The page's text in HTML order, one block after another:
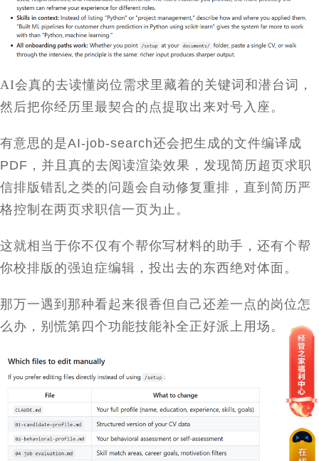
AI会真的去读懂岗位需求里藏着的关键词和潜台词，
然后把你经历里最契合的点提取出来对号入座。
有意思的是AI-job-search还会把生成的文件编译成
PDF ，并且真的去阅读渲染效果，发现简历超页求职
信排版错乱之类的问题会自动修复重排，直到简历严
格控制在两页求职信一页为止。
这就相当于你不仅有个帮你写材料的助手，还有个帮
你校排版的强迫症编辑，投出去的东西绝对体面。
那万一遇到那种看起来很香但自己还差一点的岗位怎
么办，别慌第四个功能技能补全正好派上用场。